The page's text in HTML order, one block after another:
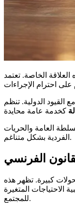
العلاقة الخاصة. تعتمد
مع القيود الدولية. تنظم
العامة والحريات
الفردية بشكل متناغم.
الفرنسي
كبيرة. تظهر هذه
الاحتياجات المتغيرة
للمجتمع.